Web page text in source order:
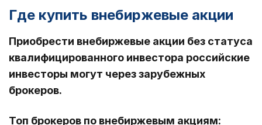
Где купить внебиржевые акции
Приобрести внебиржевые акции без статуса
квалифицированного инвестора российские
инвесторы могут через зарубежных
брокеров.
Топ брокеров по внебиржевым акциям: